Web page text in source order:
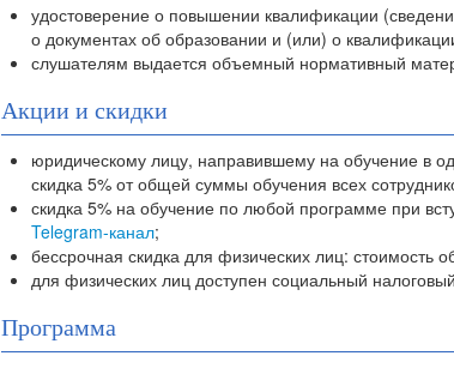
удостоверение о повышении квалификации
о документах об образовании и (или) о
слушателям выдается объемный нормативный
Акции и скидки
юридическому лицу, направившему на обучение в
скидка 5% от общей суммы обучения всех
скидка 5% на обучение по любой программе при
Telegram-канал;
бессрочная скидка для физических лиц: стоимость
для физических лиц доступен социальный
Программа